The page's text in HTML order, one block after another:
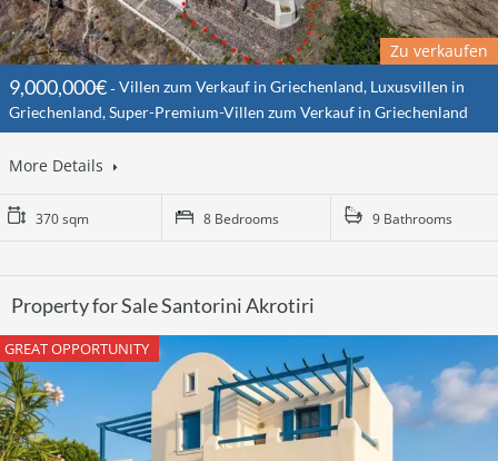
Zu verkaufen
9,000,000€
Villen zum Verkauf in Griechenland, Luxusvillen in
Griechenland, Super-Premium-Villen zum Verkauf in Griechenland
More Details
370 sqm 8 Bedrooms 9 Bathrooms
Property for Sale Santorini Akrotiri
GREAT OPPORTUNITY